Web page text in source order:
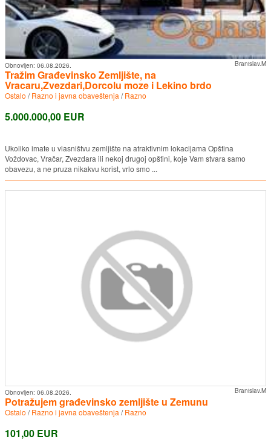
Branislav.M
Obnovljen: 06.08.2026.
Tražim Građevinsko Zemljište, na
Vracaru,Zvezdari,Dorcolu moze i Lekino brdo
Ostalo /Razno i javna obaveštenja /Razno
5.000.000,00 EUR
Ukoliko imate u vlasništvu zemljište na atraktivnim lokacijama Opština
Voždovac, Vračar, Zvezdara ili nekoj drugoj opštini, koje Vam stvara samo
obavezu, a ne pruza nikakvu korist, vrlo smo ...
Branislav.M
Obnovljen: 06.08.2026.
Potražujem građevinsko zemljište u Zemunu
Ostalo /Razno i javna obaveštenja /Razno
101,00 EUR